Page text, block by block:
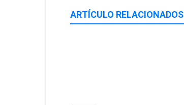
ARTÍCULO RELACIONADOS